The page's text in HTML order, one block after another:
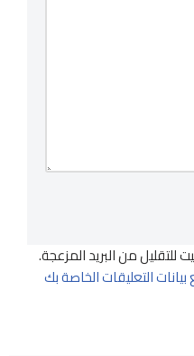
من البريد المزعجة.
التعليقات الخاصة بك